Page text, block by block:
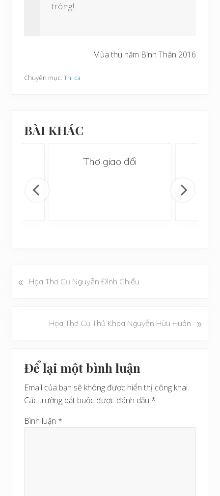
trông!
Mùa thu năm Bính Thân 2016
Chuyên mục: Thi ca
BÀI KHÁC
Thơ giao đối
B
« Họa Thơ Cụ Nguyễn Đình Chiểu
Họa Thơ Cụ Thủ Khoa Nguyễn Hữu Huân »
Reader
Interactions
Để lại một bình luận
Email của bạn sẽ không được hiển thị công khai.
Các trường bắt buộc được đánh dấu *
Bình luận *